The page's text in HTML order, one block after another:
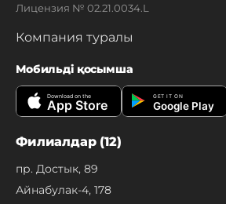
Лицензия № 02.21.0034.L
Компания туралы
Мобильді қосымша
Download on the
App Store
GET IT ON
Google Play
Филиалдар (12)
пр. Достык, 89
Айнабулак-4, 178